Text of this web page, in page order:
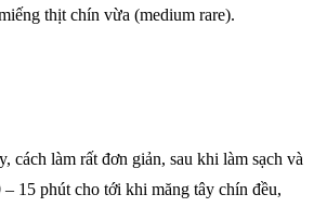
thịt chín vừa (medium rare).
cách làm rất đơn giản, sau khi làm sạch và
15 phút cho tới khi măng tây chín đều,